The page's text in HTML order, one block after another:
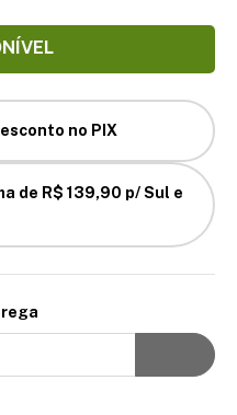
no PIX
de R$ 139,90 p/ Sul e